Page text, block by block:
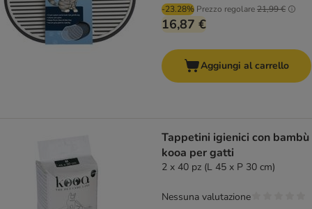
-23.28% Prezzo regolare21,99 €
16,87 €
Aggiungi al carrello
Tappetini igienici con bambù
kooa per gatti
2 x 40 pz (L 45 x P 30 cm)
Nessuna valutazione